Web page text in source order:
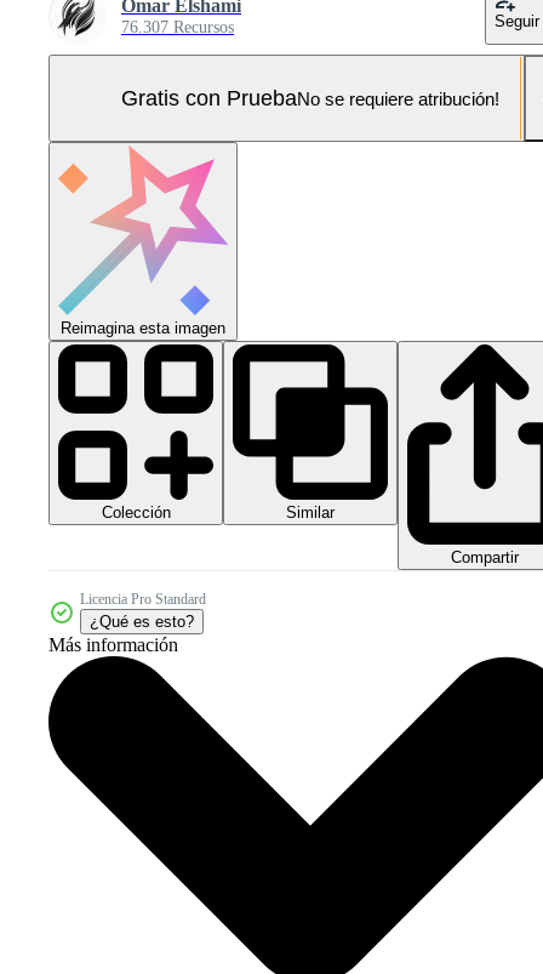
Omar Elshami
76.307 Recursos Seguir
Gratis con PruebaNo se requiere atribución!
Reimagina esta imagen
Colección Similar
Compartir
Licencia Pro Standard
¿Qué es esto?
Más información